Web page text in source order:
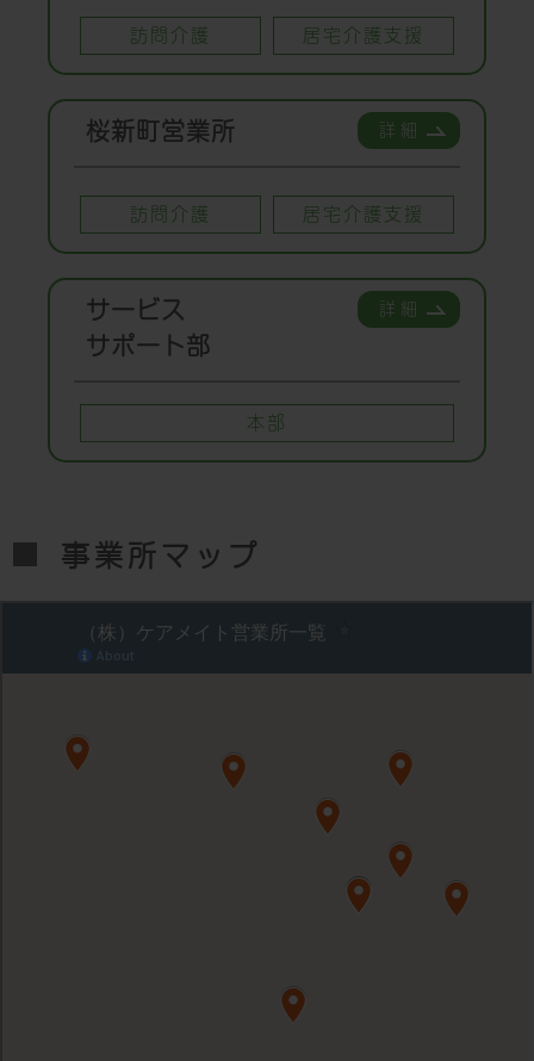
訪問介護 居宅介護支援
桜新町営業所
訪問介護 居宅介護支援
詳細
サービス
サポート部
本部
詳細
事業所マップ